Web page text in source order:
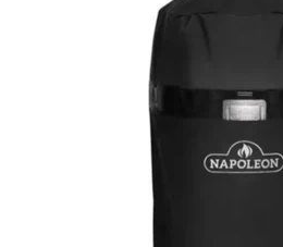
medios 0 en modal